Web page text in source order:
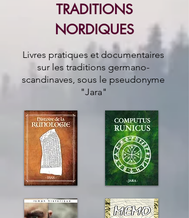
TRADITIONS
NORDIQUES
Livres pratiques et documentaires
sur les traditions germano-
scandinaves, sous le pseudonyme
"Jara"